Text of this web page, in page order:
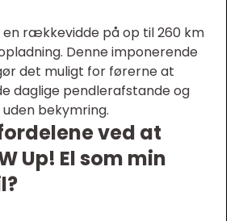
en rækkevidde på op til 260 km
Denne imponerende
det muligt for førerne at
daglige pendlerafstande og
bekymring.
ved at
Up! El som min